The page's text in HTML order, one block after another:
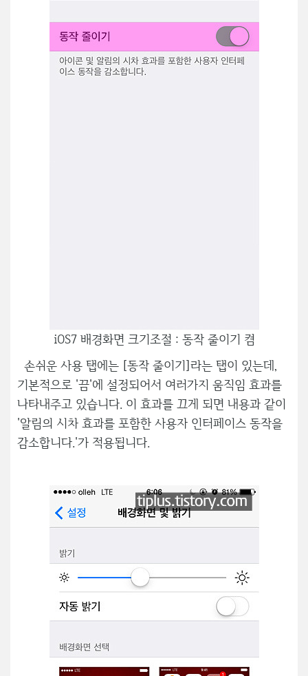
iOS7 배경화면 크기조절 : 동작 줄이기 켬
손쉬운 사용 탭에는 [동작 줄이기]라는 탭이 있는데,
기본적으로 '끔'에 설정되어서 여러가지 움직임 효과를
나타내주고 있습니다. 이 효과를 끄게 되면 내용과 같이
'알림의 시차 효과를 포함한 사용자 인터페이스 동작을
감소합니다.'가 적용됩니다.